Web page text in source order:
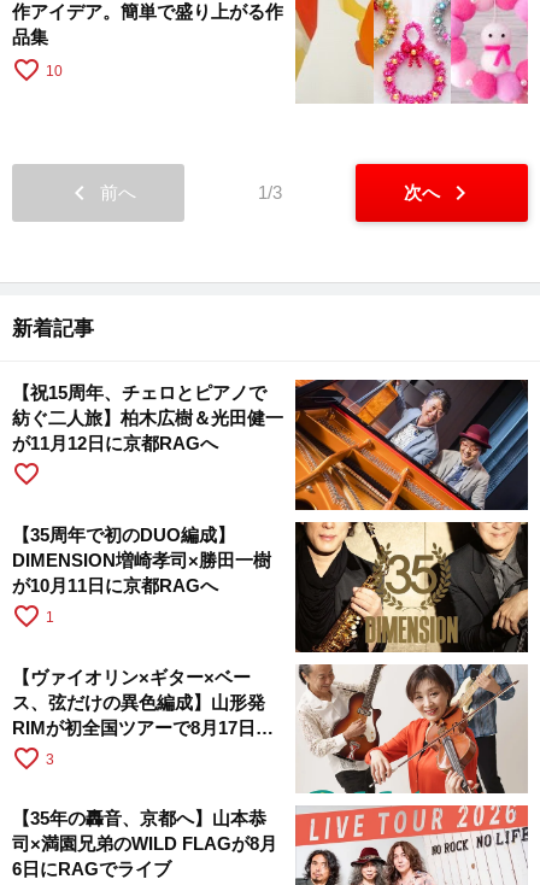
作アイデア。簡単で盛り上がる作
品集
favorite_border 10
chevron_left 前へ 1/3 次へ chevron_right
新着記事
【祝15周年、チェロとピアノで
紡ぐ二人旅】柏木広樹＆光田健一
が11月12日に京都RAGへ
favorite_border
【35周年で初のDUO編成】
DIMENSION増崎孝司×勝田一樹
が10月11日に京都RAGへ
favorite_border 1
【ヴァイオリン×ギター×ベー
ス、弦だけの異色編成】山形発
RIMが初全国ツアーで8月17日に
RAGへ
favorite_border 3
【35年の轟音、京都へ】山本恭
司×満園兄弟のWILD FLAGが8月
6日にRAGでライブ